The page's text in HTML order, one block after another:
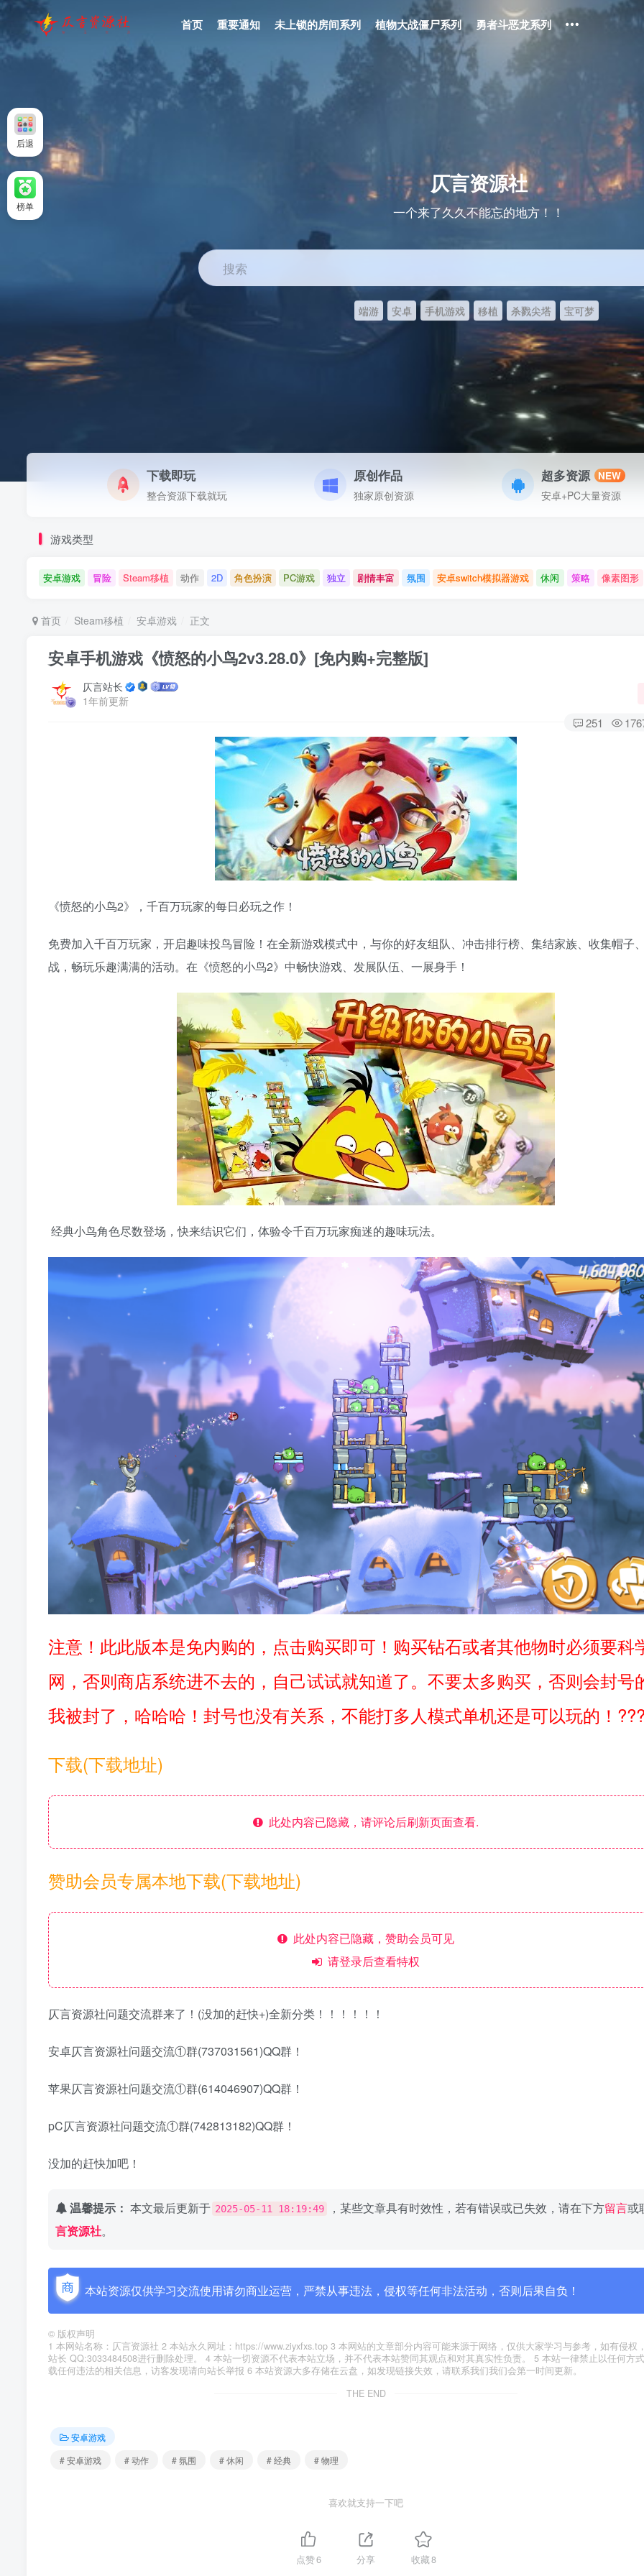
首页 重要通知 未上锁的房间系列 植物大战僵尸系列 勇者斗恶龙系列
仄言资源社
一个来了久久不能忘的地方！！
搜索
端游 安卓 手机游戏 移植 杀戮尖塔 宝可梦
下载即玩
整合资源下载就玩
原创作品
独家原创资源
超多资源 NEW
安卓+PC大量资源
游戏类型
安卓游戏 冒险 Steam移植 动作 2D 角色扮演 PC游戏 独立 剧情丰富 氛围 安卓switch模拟器游戏 休闲 策略 像素图形
首页 Steam移植 安卓游戏 正文
安卓手机游戏《愤怒的小鸟2v3.28.0》[免内购+完整版]
仄言站长
1年前更新
251
《愤怒的小鸟2》，千百万玩家的每日必玩之作！
免费加入千百万玩家，开启趣味投鸟冒险！在全新游戏模式中，与你的好友组队、冲击排行榜、集结家族、收集帽子
战，畅玩乐趣满满的活动。在《愤怒的小鸟2》中畅快游戏、发展队伍、一展身手！
经典小鸟角色尽数登场，快来结识它们，体验令千百万玩家痴迷的趣味玩法。
注意！此此版本是免内购的，点击购买即可！购买钻石或者其他物时必须要科
网，否则商店系统进不去的，自己试试就知道了。不要太多购买，否则会封号
我被封了，哈哈哈！封号也没有关系，不能打多人模式单机还是可以玩的！
下载(下载地址)
此处内容已隐藏，请评论后刷新页面查看.
赞助会员专属本地下载(下载地址)
此处内容已隐藏，赞助会员可见
请登录后查看特权
仄言资源社问题交流群来了！(没加的赶快+)全新分类！！！！！！
安卓仄言资源社问题交流①群(737031561)QQ群！
苹果仄言资源社问题交流①群(614046907)QQ群！
pC仄言资源社问题交流①群(742813182)QQ群！
没加的赶快加吧！
温馨提示： 本文最后更新于 2025-05-11 18:19:49 ，某些文章具有时效性，若有错误或已失效，请在下方留言或
言资源社。
本站资源仅供学习交流使用请勿商业运营，严禁从事违法，侵权等任何非法活动，否则后果自负！
© 版权声明
1 本网站名称：仄言资源社 2 本站永久网址：https://www.ziyxfxs.top 3 本网站的文章部分内容可能来源于网络，仅供大家学习与参考，如有侵权
站长 QQ:3033484508进行删除处理。 4 本站一切资源不代表本站立场，并不代表本站赞同其观点和对其真实性负责。 5 本站一律禁止以任何方
载任何违法的相关信息，访客发现请向站长举报 6 本站资源大多存储在云盘，如发现链接失效，请联系我们我们会第一时间更新。
THE END
安卓游戏
# 安卓游戏
# 动作 # 氛围 # 休闲 # 经典 # 物理
喜欢就支持一下吧
点赞6 分享 收藏8
后退
榜单